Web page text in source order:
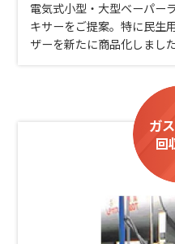
電気式小型・大型ベーパー
キサーをご提案。特に民生
ザーを新たに商品化しました
ガ
回